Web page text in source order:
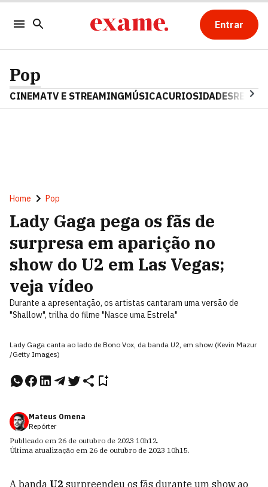
Entrar
Pop
CINEMATV E STREAMINGMÚSICACURIOSIDADES
Home Pop
Lady Gaga pega os fãs de
surpresa em aparição no
show do U2 em Las Vegas;
veja vídeo
Durante a apresentação, os artistas cantaram uma versão de
"Shallow", trilha do filme "Nasce uma Estrela"
Lady Gaga canta ao lado de Bono Vox, da banda U2, em show (Kevin Mazur
/Getty Images)
Mateus Omena
Repórter
Publicado em 26 de outubro de 2023 10h12.
Última atualização em 26 de outubro de 2023 10h15.
A banda U2 surpreendeu os fãs durante um show ao